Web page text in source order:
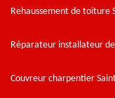
Rehaussement de toiture
Réparateur installateur
Couvreur charpentier